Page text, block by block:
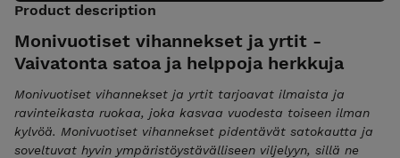
Product description
Monivuotiset vihannekset ja yrtit -
Vaivatonta satoa ja helppoja herkkuja
Monivuotiset vihannekset ja yrtit tarjoavat ilmaista ja
ravinteikasta ruokaa, joka kasvaa vuodesta toiseen ilman
kylvöä. Monivuotiset vihannekset pidentävät satokautta ja
soveltuvat hyvin ympäristöystävälliseen viljelyyn, sillä ne